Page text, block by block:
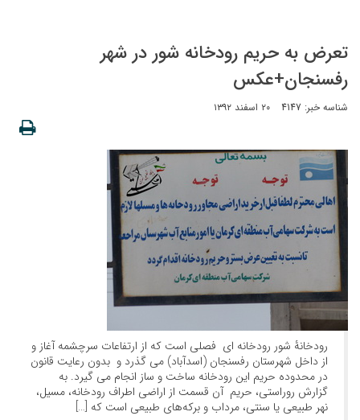
تعرض به حریم رودخانه شور در شهر
رفسنجان+عکس
شناسه خبر: 4147 ۲۰ اسفند ۱۳۹۲
رودخانۀ شور رودخانه ای فصلی است که از ارتفاعات سرچشمه آغاز و
از داخل شهرستان رفسنجان (اسدآباد) می گذرد و بدون رعایت قانون
در محدوده حریم این رودخانه ساخت و ساز انجام می گیرد. به
گزارش روراستی، حریم آن قسمت از اراضی اطراف رودخانه، مسیل،
نهر طبیعی یا سنتی، مرداب و برکه‌های طبیعی است که […]